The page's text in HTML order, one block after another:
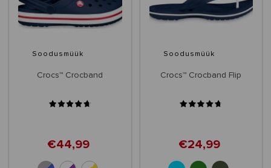
Soodusmüük
Crocs™ Crocband
€44,99
Soodusmüük
Crocs™ Crocband Flip
€24,99